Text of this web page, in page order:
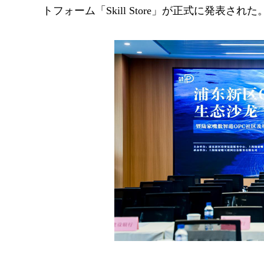
トフォーム「Skill Store」が正式に発表された